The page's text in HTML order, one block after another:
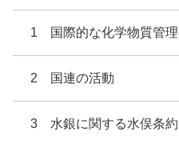
1 国際的な化学物質管理
2 国連の活動
3 水銀に関する水俣条約